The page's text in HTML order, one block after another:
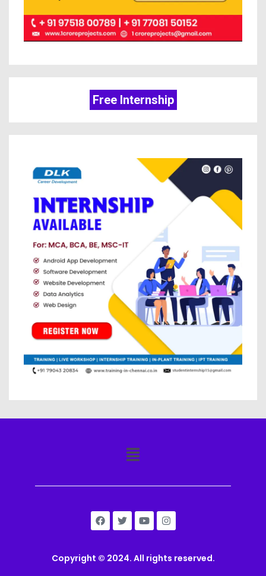
Free Internship
Copyright © 2024. All rights reserved.